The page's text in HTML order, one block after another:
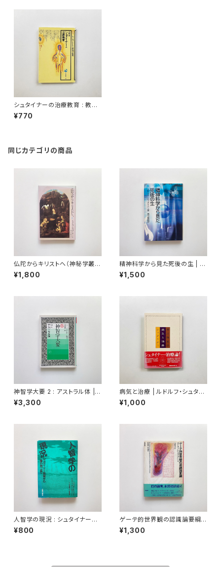
シュタイナーの治療教育 : 教育
の核心を考える （角川選書 18
7）| 高橋巌 著
¥770
同じカテゴリの商品
仏陀からキリストへ（神秘学叢
書） | ルドルフ・シュタイナー 著
/ 西川隆範 編訳
¥1,800
精神科学から見た死後の生 | ル
ドルフ・シュタイナー 著 / 西川隆
範 編訳
¥1,500
神智学大要 2 : アストラル体 |
アーサー・E.パウエル 編著 / 仲
里誠桔 訳
¥3,300
病気と治療 | ルドルフ・シュタイ
ナー 著 / 西川隆範 訳
¥1,000
人智学の現況 : シュタイナー教
育から《緑の党》まで | クルト・E.
ベッカー, ハンス=ペータ・シュラ
¥800
ゲーテ的世界観の認識論要綱 |
ルドルフ・シュタイナー 著 / 浅田
豊 訳
¥1,300